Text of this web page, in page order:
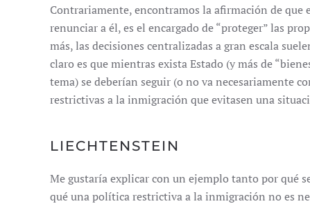
Contrariamente, encontramos la afirmación de que
renunciar a él, es el encargado de “proteger” las
más, las decisiones centralizadas a gran escala
claro es que mientras exista Estado (y más de
tema) se deberían seguir (o no va necesariamente
restrictivas a la inmigración que evitasen una
LIECHTENSTEIN
Me gustaría explicar con un ejemplo tanto por qué
qué una política restrictiva a la inmigración no es